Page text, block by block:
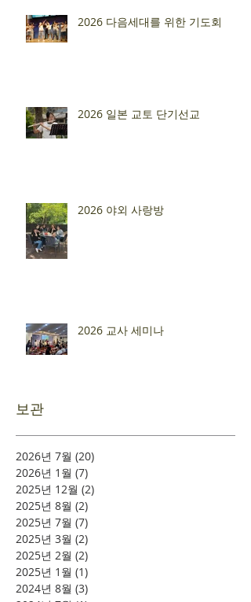
2026 다음세대를 위한 기도회
2026 일본 교토 단기선교
2026 야외 사랑방
2026 교사 세미나
보관
2026년 7월 (20)
2026년 1월 (7)
2025년 12월 (2)
2025년 8월 (2)
2025년 7월 (7)
2025년 3월 (2)
2025년 2월 (2)
2025년 1월 (1)
2024년 8월 (3)